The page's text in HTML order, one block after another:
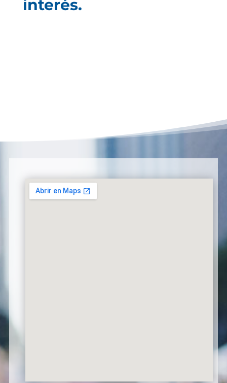
interés.